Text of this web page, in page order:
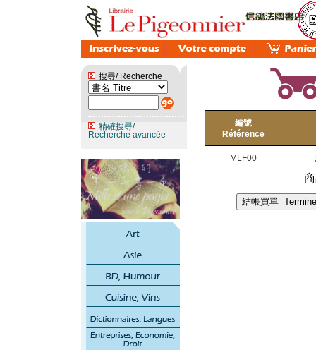
搜尋/ Recherche
精確搜尋/
Recherche avancée
編號
Référence
MLF00